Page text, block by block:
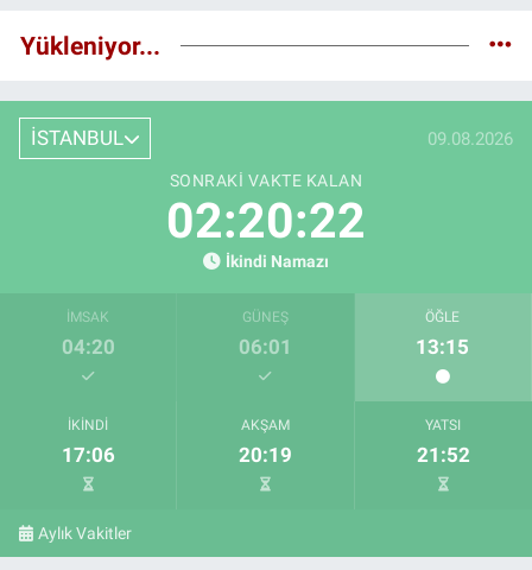
Yükleniyor...
İSTANBUL 09.08.2026
SONRAKI VAKTE KALAN
02:20:21
İkindi Namazı
İMSAK
04:20
GÜNEŞ
06:01
ÖĞLE
13:15
İKINDI
17:06
AKŞAM
20:19
YATSI
21:52
Aylık Vakitler